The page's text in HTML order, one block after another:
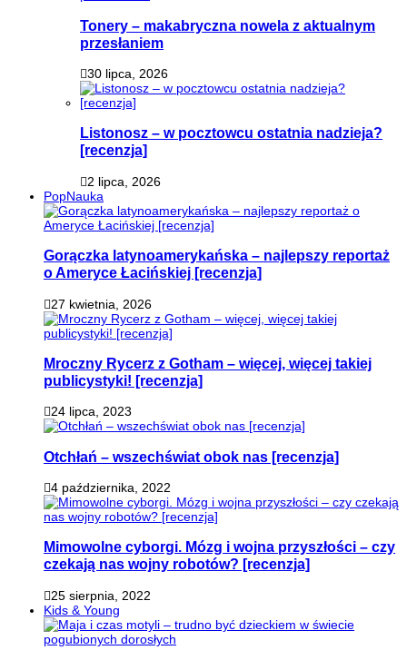
Tonery – makabryczna nowela z aktualnym
przesłaniem
30 lipca, 2026
Listonosz – w pocztowcu ostatnia nadzieja?
[recenzja]
2 lipca, 2026
PopNauka
Gorączka latynoamerykańska – najlepszy reportaż
o Ameryce Łacińskiej [recenzja]
27 kwietnia, 2026
Mroczny Rycerz z Gotham – więcej, więcej takiej
publicystyki! [recenzja]
24 lipca, 2023
Otchłań – wszechświat obok nas [recenzja]
4 października, 2022
Mimowolne cyborgi. Mózg i wojna przyszłości – czy
czekają nas wojny robotów? [recenzja]
25 sierpnia, 2022
Kids & Young